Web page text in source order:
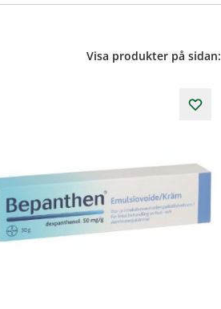
Visa produkter på sidan: